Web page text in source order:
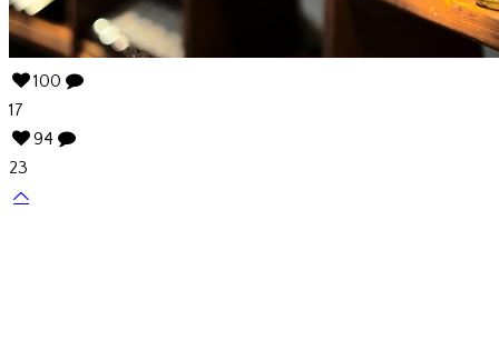
100
17
94
23